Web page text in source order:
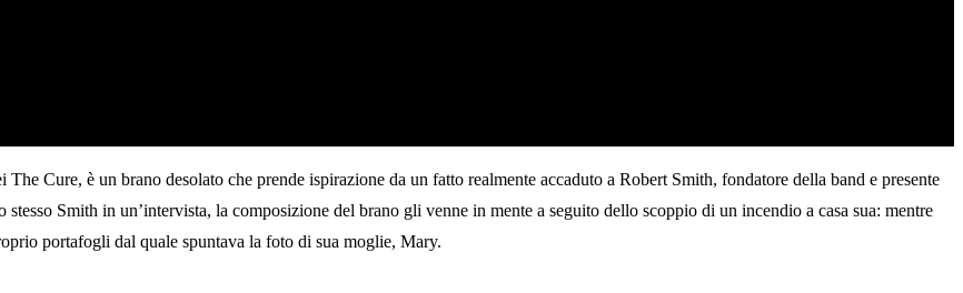
Cure, è un brano desolato che prende ispirazione da un fatto realmente accaduto a Robert Smith, fondatore della band e presente
Smith in un’intervista, la composizione del brano gli venne in mente a seguito dello scoppio di un incendio a casa sua: mentre
portafogli dal quale spuntava la foto di sua moglie, Mary.